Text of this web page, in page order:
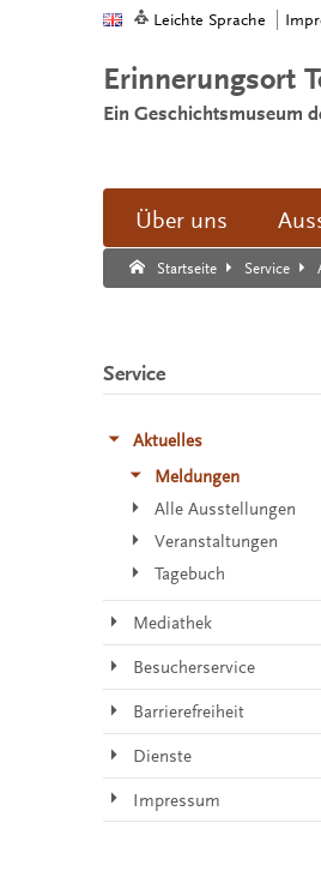
Leichte Sprache
Erinnerungsort
Ein Geschichtsmuseum
Über uns
Startseite Service
Suche:
Suche Ende.
Service
Aktuelles
Meldungen
Alle Ausstellungen
Veranstaltungen
Tagebuch
Mediathek
Besucherservice
Barrierefreiheit
Dienste
Impressum